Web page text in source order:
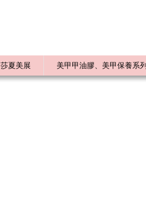
莎夏美展 美甲甲油膠、美甲保養系列